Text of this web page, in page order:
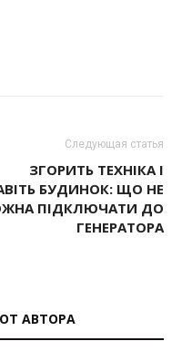
Следующая статья
ЗГОРИТЬ ТЕХНІКА І
БУДИНОК: ЩО НЕ
ПІДКЛЮЧАТИ ДО
ГЕНЕРАТОРА
АВТОРА